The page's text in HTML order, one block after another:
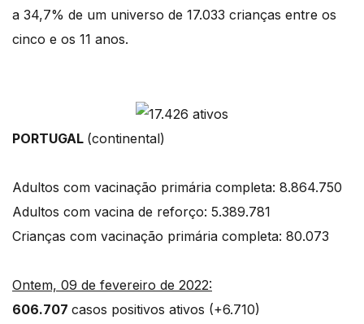
a 34,7% de um universo de 17.033 crianças entre os
cinco e os 11 anos.
PORTUGAL (continental)
Adultos com vacinação primária completa: 8.864.750
Adultos com vacina de reforço: 5.389.781
Crianças com vacinação primária completa: 80.073
Ontem, 09 de fevereiro de 2022:
606.707 casos positivos ativos (+6.710)